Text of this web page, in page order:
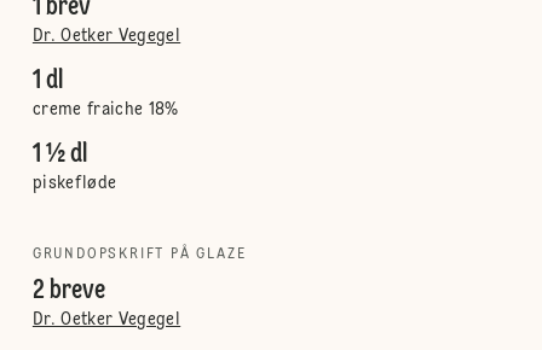
1 brev
Dr. Oetker Vegegel
1 dl
creme fraiche 18%
1 ½ dl
piskefløde
GRUNDOPSKRIFT PÅ GLAZE
2 breve
Dr. Oetker Vegegel